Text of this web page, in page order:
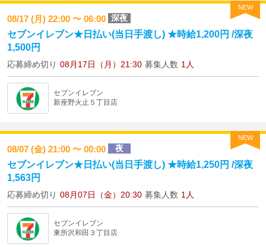
NEW
08/17 (月) 22:00 〜 06:00 深夜
セブンイレブン★日払い(当日手渡し) ★時給1,200円 /深夜
1,500円
応募締め切り 08月17日（月）21:30 募集人数 1人
セブンイレブン
新座野火止５丁目店
NEW
08/07 (金) 21:00 〜 00:00 夜
セブンイレブン★日払い(当日手渡し) ★時給1,250円 /深夜
1,563円
応募締め切り 08月07日（金）20:30 募集人数 1人
セブンイレブン
東所沢和田３丁目店